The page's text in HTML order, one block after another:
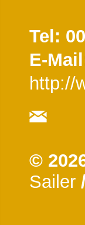
Tel:
E-
http://
©
Sailer